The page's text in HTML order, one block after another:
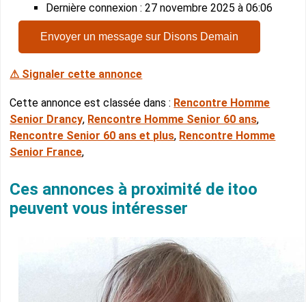
Dernière connexion : 27 novembre 2025 à 06:06
Envoyer un message sur Disons Demain
⚠ Signaler cette annonce
Cette annonce est classée dans : Rencontre Homme
Senior Drancy, Rencontre Homme Senior 60 ans,
Rencontre Senior 60 ans et plus, Rencontre Homme
Senior France,
Ces annonces à proximité de itoo
peuvent vous intéresser